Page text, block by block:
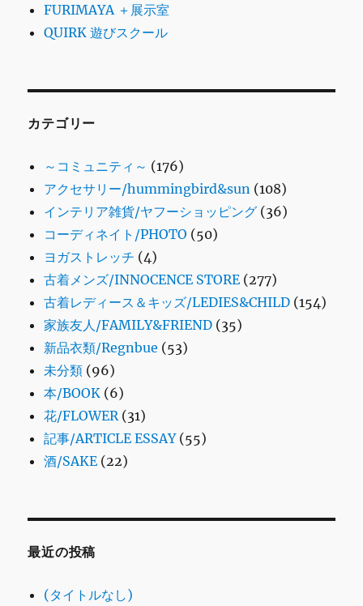
FURIMAYA ＋展示室
QUIRK 遊びスクール
カテゴリー
～コミュニティ～ (176)
アクセサリー/hummingbird&sun (108)
インテリア雑貨/ヤフーショッピング (36)
コーディネイト/PHOTO (50)
ヨガストレッチ (4)
古着メンズ/INNOCENCE STORE (277)
古着レディース＆キッズ/LEDIES&CHILD (154)
家族友人/FAMILY&FRIEND (35)
新品衣類/Regnbue (53)
未分類 (96)
本/BOOK (6)
花/FLOWER (31)
記事/ARTICLE ESSAY(55)
酒/SAKE (22)
最近の投稿
(タイトルなし)